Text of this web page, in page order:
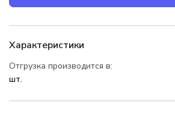
Характеристики
Отгрузка производится в:
шт.